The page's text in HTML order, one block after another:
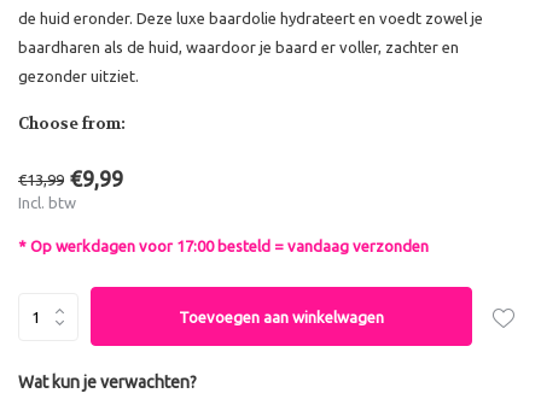
de huid eronder. Deze luxe baardolie hydrateert en voedt zowel je
baardharen als de huid, waardoor je baard er voller, zachter en
gezonder uitziet.
Choose from:
€13,99 €9,99
Incl. btw
* Op werkdagen voor 17:00 besteld = vandaag verzonden
Toevoegen aan winkelwagen
Wat kun je verwachten?